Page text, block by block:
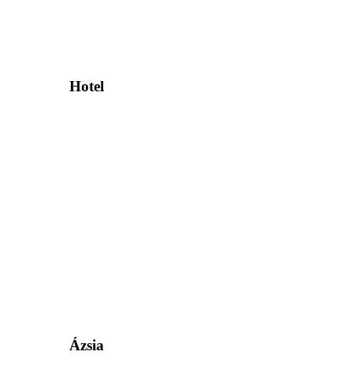
Hotel
Ázsia